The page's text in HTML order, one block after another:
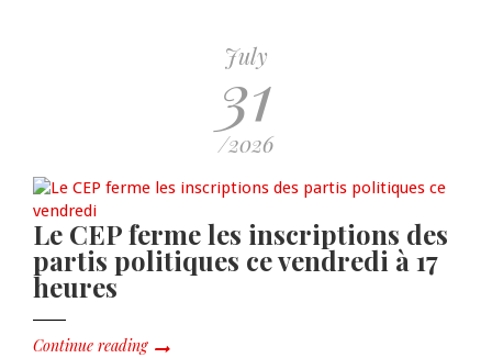
July
31
/2026
Le CEP ferme les inscriptions des
partis politiques ce vendredi à 17
heures
Continue reading